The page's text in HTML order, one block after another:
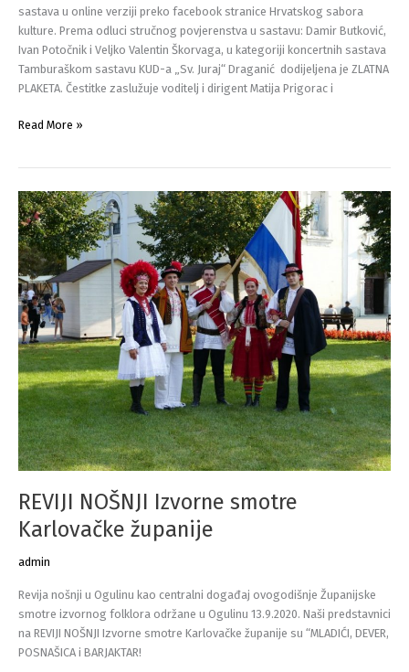
sastava u online verziji preko facebook stranice Hrvatskog sabora
kulture. Prema odluci stručnog povjerenstva u sastavu: Damir Butković,
Ivan Potočnik i Veljko Valentin Škorvaga, u kategoriji koncertnih sastava
Tamburaškom sastavu KUD-a „Sv. Juraj“ Draganić dodijeljena je ZLATNA
PLAKETA. Čestitke zaslužuje voditelj i dirigent Matija Prigorac i
ZLATO
!!!
Read More »
REVIJI NOŠNJI Izvorne smotre
Karlovačke županije
admin
Revija nošnji u Ogulinu kao centralni događaj ovogodišnje Županijske
smotre izvornog folklora održane u Ogulinu 13.9.2020. Naši predstavnici
na REVIJI NOŠNJI Izvorne smotre Karlovačke županije su “MLADIĆI, DEVER,
POSNAŠICA i BARJAKTAR!